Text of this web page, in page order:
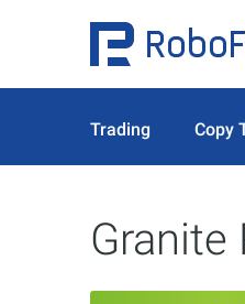
Trading Copy